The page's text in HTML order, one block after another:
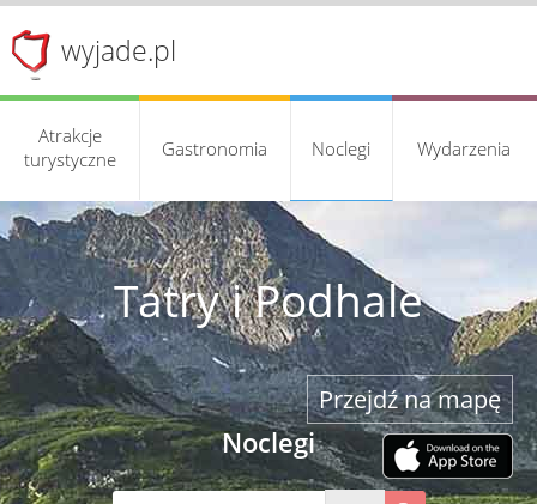
wyjade.pl
Atrakcje
turystyczne
Gastronomia Noclegi Wydarzenia
Tatry i Podhale
Noclegi
Przejdź na mapę